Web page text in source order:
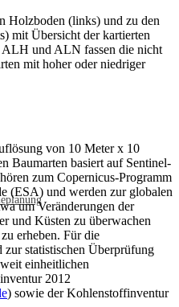
Holzboden (links) und zu den
mit Übersicht der kartierten
ALH und ALN fassen die nicht
mit hoher oder niedriger
von 10 Meter x 10
Baumarten basiert auf Sentinel-
zum Copernicus-Programm
(ESA) und werden zur globalen
um Veränderungen der
und Küsten zu überwachen
erheben. Für die
statistischen Überprüfung
einheitlichen
2012
) sowie der Kohlenstoffinventur